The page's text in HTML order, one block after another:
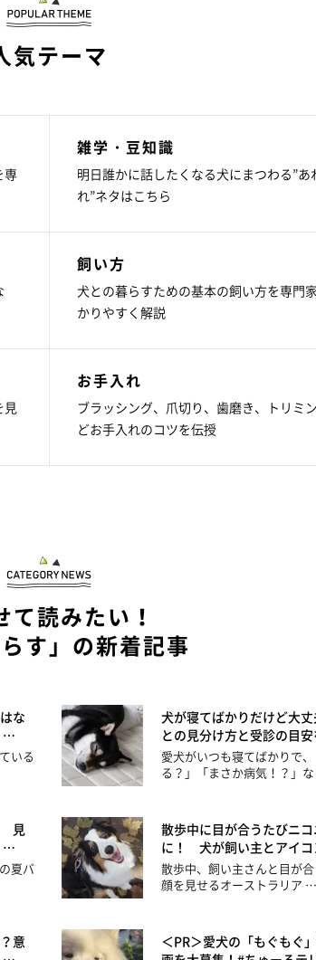
気テーマ
専
雑学・豆知識
明日誰かに話したくなる犬にまつわる”あ
れ”ネタはこちら
飼い方
犬との暮らすための基本の飼い方を専門
かりやすく解説
見
お手入れ
ブラッシング、爪切り、歯磨き、トリミ
どお手入れのコツを伝授
て読みたい！
す」の新着記事
な
…
いる
犬が寝てばかりだけど大
との見分け方と受診の目
愛犬がいつも寝てばかりで
る？」「まさか病気！？」
見
…
夏バ
散歩中に目が合うたびニ
に！ 犬が飼い主とアイ
散歩中、飼い主さんと目が
顔を見せるオーストラリア …
意
＜PR＞愛犬の「もぐもぐ